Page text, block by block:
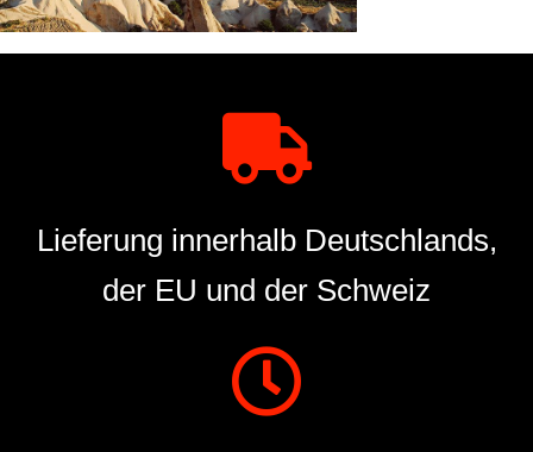
Lieferung innerhalb Deutschlands,
der EU und der Schweiz